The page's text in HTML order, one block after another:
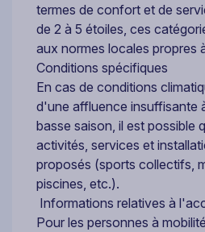
termes de confort et de
de 2 à 5 étoiles, ces
aux normes locales propres
Conditions spécifiques
En cas de conditions
d'une affluence insuffisante
basse saison, il est possible
activités, services et
proposés (sports collectifs,
piscines, etc.).
Informations relatives à
Pour les personnes à